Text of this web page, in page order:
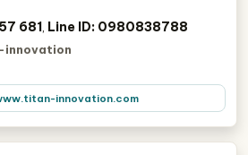
681 Line ID: 0980838788
innovation.com